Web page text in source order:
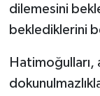
dilemesini
beklediklerini
Hatimoğulları,